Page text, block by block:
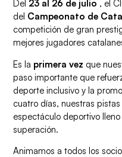
Del 23 al 26 de julio , el
del Campeonato de
competición de gran
mejores jugadores
Es la primera vez que
paso importante que
deporte inclusivo y la
cuatro días, nuestras
espectáculo deportivo
superación.
Animamos a todos los